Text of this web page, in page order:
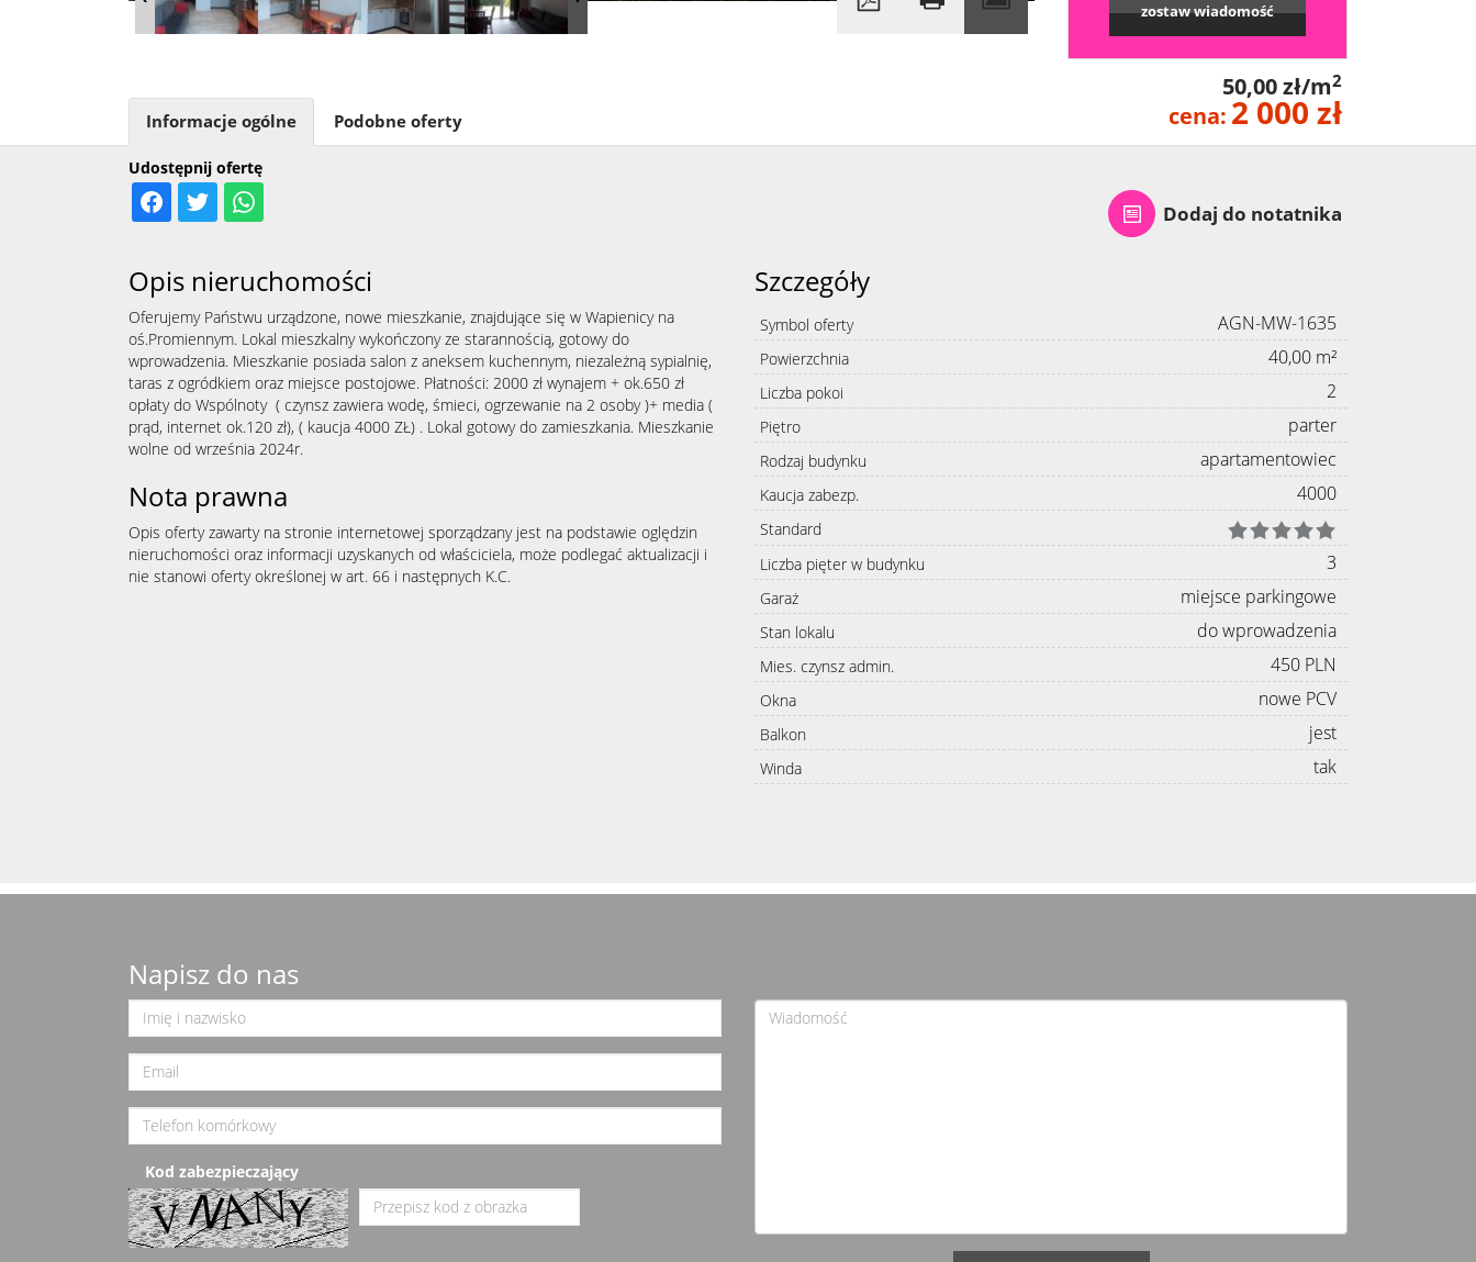
zostaw wiadomość
50,00 zł/m2
cena: 2 000 zł
Dodaj do notatnika
Udostępnij ofertę
Informacje ogólne Podobne oferty
Opis nieruchomości
Oferujemy Państwu urządzone, nowe mieszkanie, znajdujące się w Wapienicy na
oś.Promiennym. Lokal mieszkalny wykończony ze starannością, gotowy do
wprowadzenia. Mieszkanie posiada salon z aneksem kuchennym, niezależną sypialnię,
taras z ogródkiem oraz miejsce postojowe. Płatności: 2000 zł wynajem + ok.650 zł
opłaty do Wspólnoty ( czynsz zawiera wodę, śmieci, ogrzewanie na 2 osoby )+ media (
prąd, internet ok.120 zł), ( kaucja 4000 ZŁ) . Lokal gotowy do zamieszkania. Mieszkanie
wolne od września 2024r.
Nota prawna
Opis oferty zawarty na stronie internetowej sporządzany jest na podstawie oględzin
nieruchomości oraz informacji uzyskanych od właściciela, może podlegać aktualizacji i
nie stanowi oferty określonej w art. 66 i następnych K.C.
Szczegóły
Symbol oferty AGN-MW-1635
Powierzchnia 40,00 m²
Liczba pokoi 2
Piętro parter
Rodzaj budynku apartamentowiec
Kaucja zabezp. 4000
Standard
Liczba pięter w budynku
3
Garaż miejsce parkingowe
Stan lokalu do wprowadzenia
Mies. czynsz admin. 450 PLN
Okna nowe PCV
Balkon jest
Winda tak
Napisz do nas
Kod zabezpieczający